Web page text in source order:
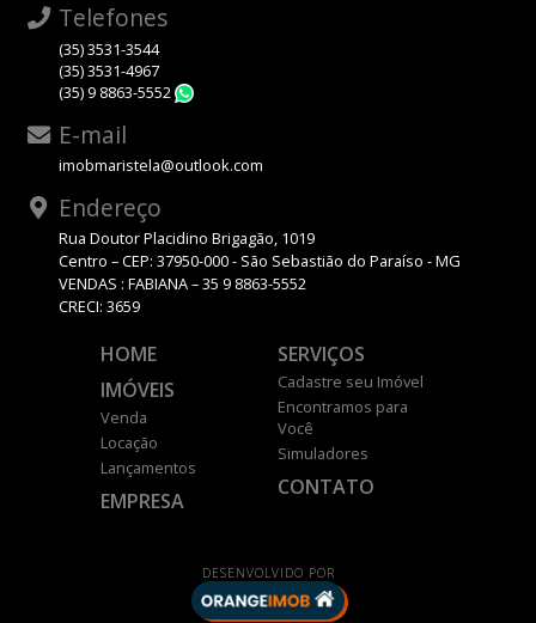
Telefones
(35) 3531-3544
(35) 3531-4967
(35) 9 8863-5552
E-mail
imobmaristela@outlook.com
Endereço
Rua Doutor Placidino Brigagão, 1019
Centro – CEP: 37950-000 - São Sebastião do Paraíso - MG
VENDAS : FABIANA – 35 9 8863-5552
CRECI: 3659
HOME
IMÓVEIS
Venda
Locação
Lançamentos
EMPRESA
SERVIÇOS
Cadastre seu Imóvel
Encontramos para
Você
Simuladores
CONTATO
DESENVOLVIDO POR